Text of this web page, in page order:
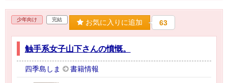
少年向け 完結 お気に入りに追加 63
触手系女子山下さんの憤慨。
四季島しま 書籍情報